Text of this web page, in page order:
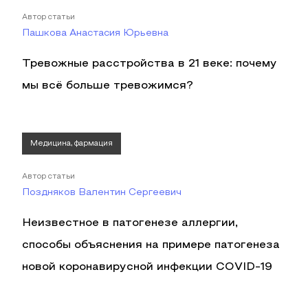
Автор статьи
Пашкова Анастасия Юрьевна
Тревожные расстройства в 21 веке: почему
мы всё больше тревожимся?
Медицина, фармация
Автор статьи
Поздняков Валентин Сергеевич
Неизвестное в патогенезе аллергии,
способы объяснения на примере патогенеза
новой коронавирусной инфекции COVID-19